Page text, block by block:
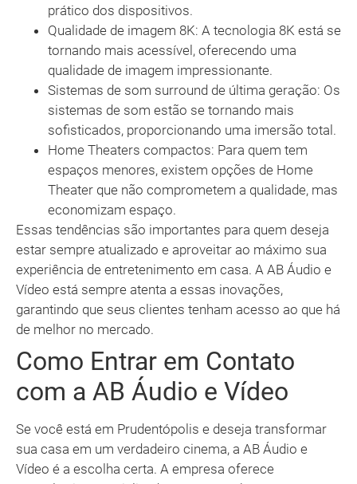
prático dos dispositivos.
Qualidade de imagem 8K: A tecnologia 8K está se
tornando mais acessível, oferecendo uma
qualidade de imagem impressionante.
Sistemas de som surround de última geração: Os
sistemas de som estão se tornando mais
sofisticados, proporcionando uma imersão total.
Home Theaters compactos: Para quem tem
espaços menores, existem opções de Home
Theater que não comprometem a qualidade, mas
economizam espaço.
Essas tendências são importantes para quem deseja
estar sempre atualizado e aproveitar ao máximo sua
experiência de entretenimento em casa. A AB Áudio e
Vídeo está sempre atenta a essas inovações,
garantindo que seus clientes tenham acesso ao que há
de melhor no mercado.
Como Entrar em Contato
com a AB Áudio e Vídeo
Se você está em Prudentópolis e deseja transformar
sua casa em um verdadeiro cinema, a AB Áudio e
Vídeo é a escolha certa. A empresa oferece